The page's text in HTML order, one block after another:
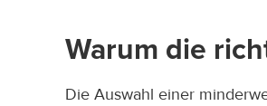
Warum die
Die Auswahl einer